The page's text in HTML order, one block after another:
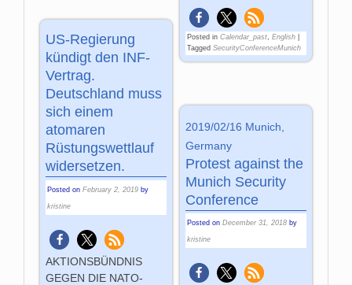
Posted in Calendar_past, English|
Tagged SecurityConferenceMunich
US-Regierung
kündigt den INF-
Vertrag.
Deutschland muss
sich einem
atomaren
Rüstungswettlauf
widersetzen.
Posted onFebruary 2, 2019 by
kristine
AKTIONSBÜNDNIS
GEGEN DIE NATO-
2019/02/16 Munich,
Germany
Protest against the
Munich Security
Conference
Posted on December 31, 2018 by
kristine